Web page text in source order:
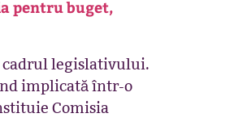
pentru buget,
cadrul legislativului.
implicată într-o
Comisia